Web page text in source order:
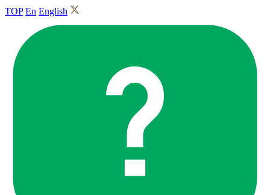
TOP En English